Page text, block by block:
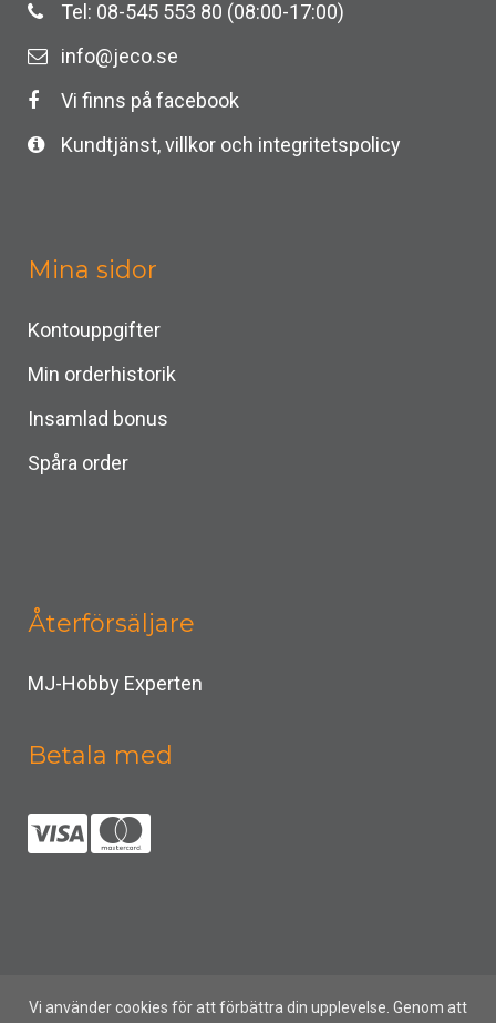
Vi använder cookies för att förbättra din upplevelse. Genom att
Tel: 08-545 553 80 (08:00-17:00)
info@jeco.se
Vi finns på facebook
Kundtjänst, villkor och integritetspolicy
Mina sidor
Kontouppgifter
Min orderhistorik
Insamlad bonus
Spåra order
Återförsäljare
MJ-Hobby Experten
Betala med